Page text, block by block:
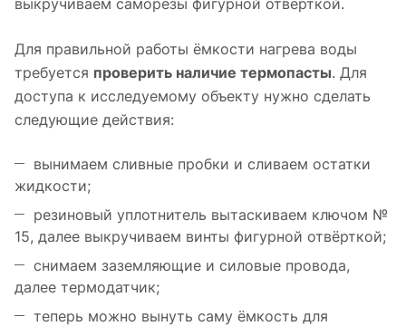
Для правильной работы ёмкости нагрева воды
требуется проверить наличие термопасты. Для
доступа к исследуемому объекту нужно сделать
следующие действия:
вынимаем сливные пробки и сливаем остатки
жидкости;
резиновый уплотнитель вытаскиваем ключом №
15, далее выкручиваем винты фигурной отвёрткой;
снимаем заземляющие и силовые провода,
далее термодатчик;
теперь можно вынуть саму ёмкость для